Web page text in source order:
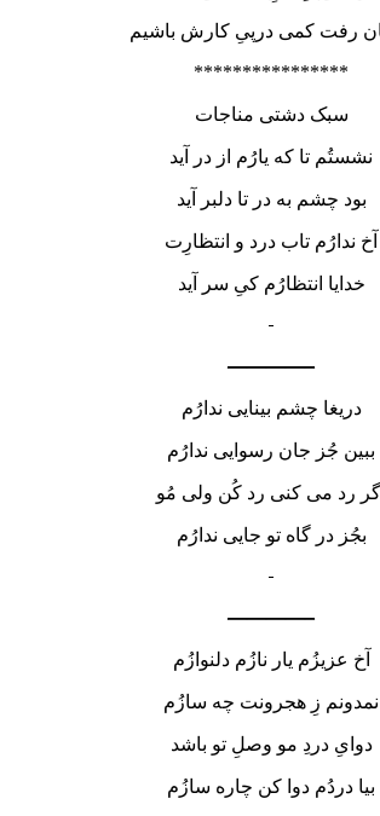
رفت کمی درپیِ کارش باشیم
****************
سبک دشتی مناجات
نشستُم تا که یارُم از در آید
بود چشم به در تا دلبر آید
آخ ندارُم تاب درد و انتظارِت
خدایا انتظارُم کیِ سر آید
————–
دریغا چشم بینایی ندارُم
ببین جُز جان رسوایی ندارُم
اگر رد می کنی رد کُن ولی مُو
بجُز در گاه تو جایی ندارُم
————–
آخ عزیزُم یار نازُم دلنوازُم
نمدونم زِ هجرونت چه سازُم
دوایِ دردِ مو وصلِ تو باشد
بیا دردُم دوا کن چاره سازُم